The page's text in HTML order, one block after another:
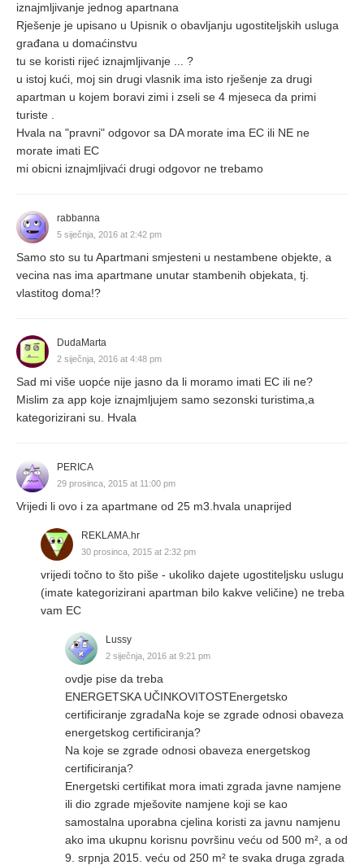
iznajmljivanje jednog apartnana
Rješenje je upisano u Upisnik o obavljanju ugostiteljskih usluga
građana u domaćinstvu
tu se koristi rijeć iznajmljivanje ... ?
u istoj kući, moj sin drugi vlasnik ima isto rješenje za drugi
apartman u kojem boravi zimi i zseli se 4 mjeseca da primi
turiste .
Hvala na "pravni" odgovor sa DA morate ima EC ili NE ne
morate imati EC
mi obicni iznajmljivaći drugi odgovor ne trebamo
rabbanna
5 siječnja, 2016 at 2:42 pm
Samo sto su tu Apartmani smjesteni u nestambene objekte, a
vecina nas ima apartmane unutar stambenih objekata, tj.
vlastitog doma!?
DudaMarta
2 siječnja, 2016 at 4:48 pm
Sad mi više uopće nije jasno da li moramo imati EC ili ne?
Mislim za app koje iznajmljujem samo sezonski turistima,a
kategorizirani su. Hvala
PERICA
29 prosinca, 2015 at 11:00 pm
Vrijedi li ovo i za apartmane od 25 m3.hvala unaprijed
REKLAMA.hr
30 prosinca, 2015 at 2:32 pm
vrijedi točno to što piše - ukoliko dajete ugostiteljsku uslugu
(imate kategorizirani apartman bilo kakve veličine) ne treba
vam EC
Lussy
2 siječnja, 2016 at 9:21 pm
ovdje pise da treba
ENERGETSKA UČINKOVITOSTEnergetsko
certificiranje zgradaNa koje se zgrade odnosi obaveza
energetskog certificiranja?
Na koje se zgrade odnosi obaveza energetskog
certificiranja?
Energetski certifikat mora imati zgrada javne namjene
ili dio zgrade mješovite namjene koji se kao
samostalna uporabna cjelina koristi za javnu namjenu
ako ima ukupnu korisnu površinu veću od 500 m², a od
9. srpnja 2015. veću od 250 m² te svaka druga zgrada